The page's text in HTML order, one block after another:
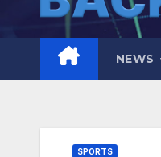
NEWS
SPORTS